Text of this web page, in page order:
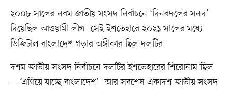
২০০৮ সালের নবম জাতীয় সংসদ নির্বাচনে ‘দিনবদলের সনদ’
দিয়েছিল আওয়ামী লীগ। সেই ইশতেহারে ২০২১ সালের মধ্যে
ডিজিটাল বাংলাদেশ গড়ার অঙ্গীকার ছিল দলটির।
দশম জাতীয় সংসদ নির্বাচনে দলটির ইশতেহারের শিরোনাম ছিল
—‘এগিয়ে যাচ্ছে বাংলাদেশ’। আর সবশেষ একাদশ জাতীয় সংসদ